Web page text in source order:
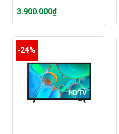
Giá
gốc
là:
3.900.000₫
Giá
hiện
là:
3.900.000₫.
-24%